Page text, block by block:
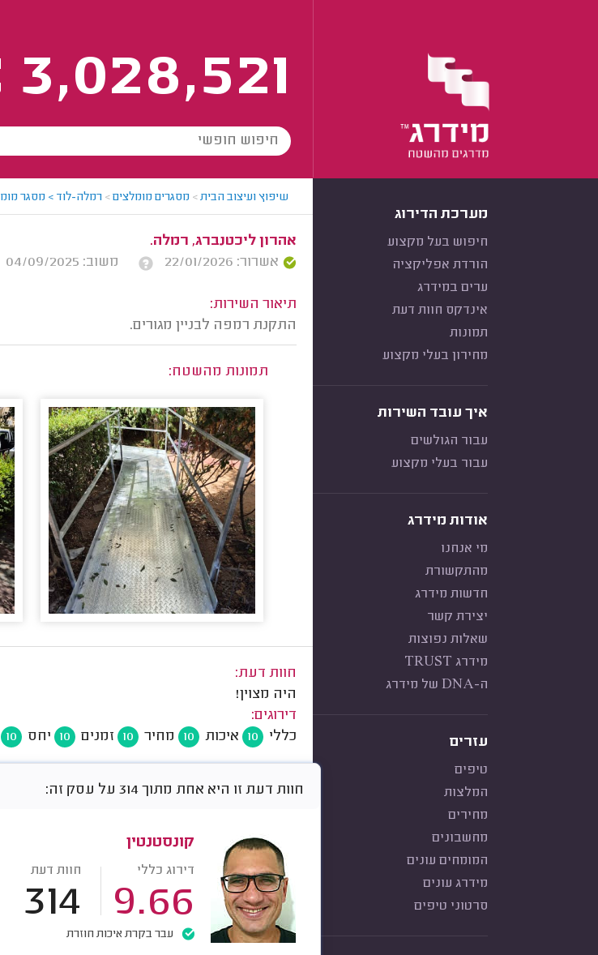
3,028,521
מערכת הדירוג
חיפוש בעל מקצוע
הורדת אפליקציה
ערים במידרג
אינדקס חוות דעת
תמונות
מחירון בעלי מקצוע
איך עובד השירות
עבור הגולשים
עבור בעלי מקצוע
אודות מידרג
מי אנחנו
מהתקשורת
חדשות מידרג
יצירת קשר
שאלות נפוצות
מידרג TRUST
ה-DNA של מידרג
עזרים
טיפים
המלצות
מחירים
מחשבונים
המומחים עונים
מידרג עונים
סרטוני טיפים
שיפוץ ועיצוב הבית> מסגרים מומלצים> רמלה-לוד > מסגר
אהרון ליכטנברג, רמלה.
אשרור: 22/01/2026
משוב: 04/09/2025
תיאור השירות:
התקנת רמפה לבניין מגורים.
תמונות מהשטח:
חוות דעת:
היה מצוין!
דירוגים:
כללי
10 איכות 10 מחיר 10 זמנים 10 יחס 10
חוות דעת זו היא אחת מתוך 314 על עסק זה:
קונסטנטין
דירוג כללי
9.66
חוות דעת
314
עבר בקרת איכות חוזרת